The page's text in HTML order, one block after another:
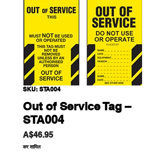
SKU: STA004
Out of Service Tag –
STA004
A$46.95मूल्य
कर शामिल